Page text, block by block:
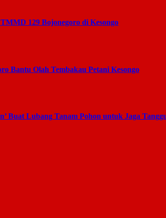
129 Bojonegoro di Kesongo
Bantu Olah Tembakau Petani Kesongo
Buat Lubang Tanam Pohon untuk Jaga